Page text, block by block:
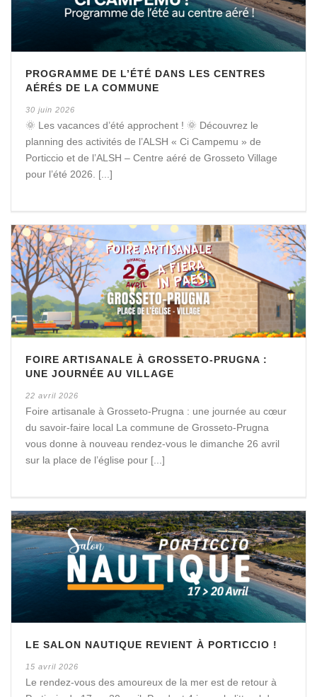
PROGRAMME DE L’ÉTÉ DANS LES CENTRES
AÉRÉS DE LA COMMUNE
30 juin 2026
🌞 Les vacances d’été approchent ! 🌞 Découvrez le
planning des activités de l’ALSH « Ci Campemu » de
Porticcio et de l’ALSH – Centre aéré de Grosseto Village
pour l’été 2026. [...]
FOIRE ARTISANALE À GROSSETO-PRUGNA :
UNE JOURNÉE AU VILLAGE
22 avril 2026
Foire artisanale à Grosseto-Prugna : une journée au cœur
du savoir-faire local La commune de Grosseto-Prugna
vous donne à nouveau rendez-vous le dimanche 26 avril
sur la place de l’église pour [...]
LE SALON NAUTIQUE REVIENT À PORTICCIO !
15 avril 2026
Le rendez-vous des amoureux de la mer est de retour à